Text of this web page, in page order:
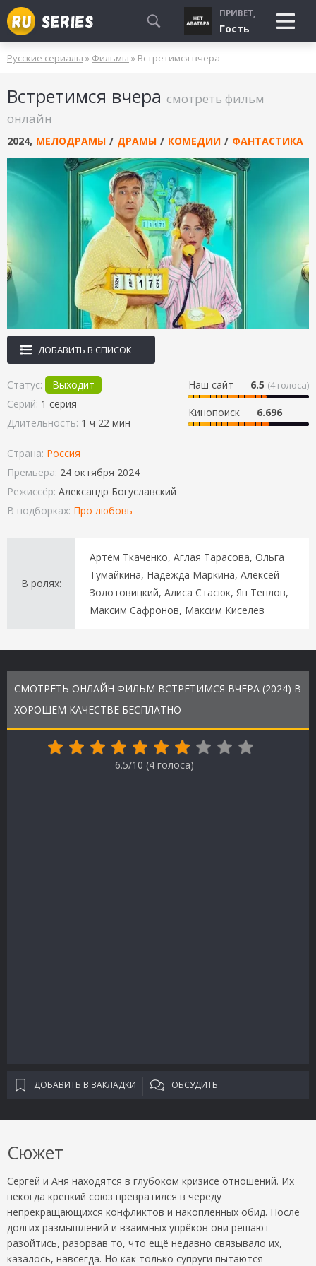
СМОТРЮ
БУДУ СМОТРЕТЬ
УЖЕ СМОТРЕЛ
ПРИВЕТ,
Гость
Русские сериалы » Фильмы » Встретимся вчера
Встретимся вчера смотреть фильм
онлайн
2024, МЕЛОДРАМЫ / ДРАМЫ / КОМЕДИИ / ФАНТАСТИКА
ДОБАВИТЬ В СПИСОК
Наш сайт 6.5 (4голоса)
Кинопоиск 6.696
Статус:
Выходит
Серий: 1 серия
Длительность: 1 ч 22 мин
Страна: Россия
Премьера: 24 октября 2024
Режиссёр: Александр Богуславский
В подборках: Про любовь
В ролях:
Артём Ткаченко, Аглая Тарасова, Ольга
Тумайкина, Надежда Маркина, Алексей
Золотовицкий, Алиса Стасюк, Ян Теплов,
Максим Сафронов, Максим Киселев
СМОТРЕТЬ ОНЛАЙН ФИЛЬМ ВСТРЕТИМСЯ ВЧЕРА (2024) В
ХОРОШЕМ КАЧЕСТВЕ БЕСПЛАТНО
6.5/10 (4 голоса)
ДОБАВИТЬ В ЗАКЛАДКИ ОБСУДИТЬ
Сюжет
Сергей и Аня находятся в глубоком кризисе отношений. Их
некогда крепкий союз превратился в череду
непрекращающихся конфликтов и накопленных обид. После
долгих размышлений и взаимных упрёков они решают
разойтись, разорвав то, что ещё недавно связывало их,
казалось, навсегда. Но как только супруги пытаются